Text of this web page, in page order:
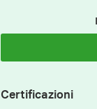
Certificazioni